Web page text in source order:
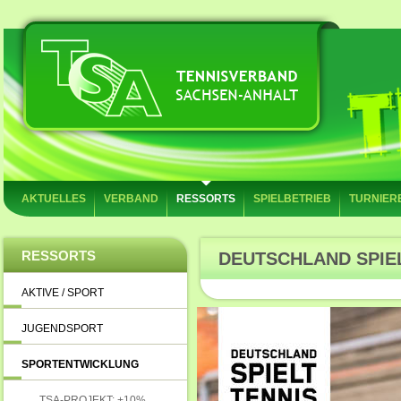
AKTUELLES VERBAND RESSORTS SPIELBETRIEB
RESSORTS
AKTIVE / SPORT
JUGENDSPORT
SPORTENTWICKLUNG
DEUTSCHLAND